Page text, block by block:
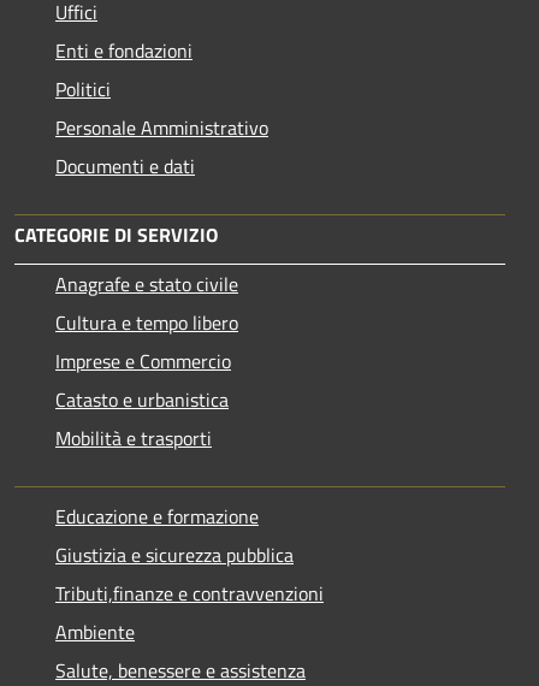
Uffici
Enti e fondazioni
Politici
Personale Amministrativo
Documenti e dati
CATEGORIE DI SERVIZIO
Anagrafe e stato civile
Cultura e tempo libero
Imprese e Commercio
Catasto e urbanistica
Mobilità e trasporti
Educazione e formazione
Giustizia e sicurezza pubblica
Tributi,finanze e contravvenzioni
Ambiente
Salute, benessere e assistenza